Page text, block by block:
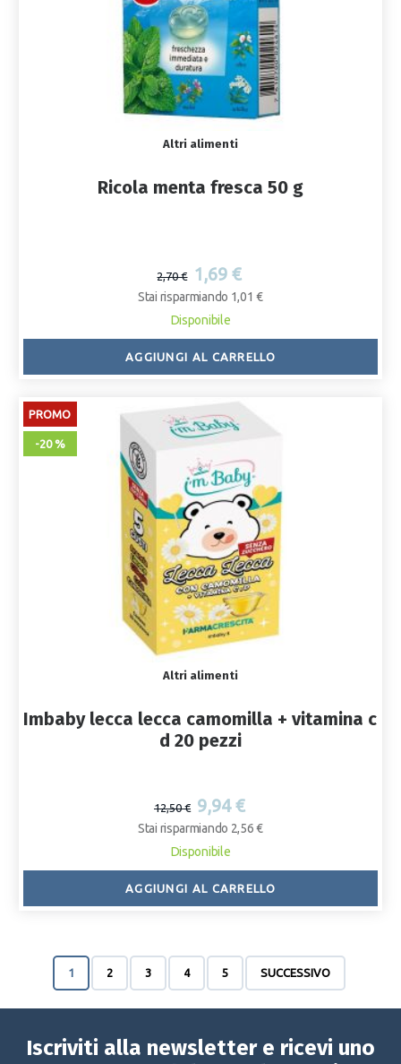
Altri alimenti
Ricola menta fresca 50 g
2,70 € 1,69 €
Stai risparmiando 1,01 €
Disponibile
AGGIUNGI AL CARRELLO
PROMO
-20 %
Altri alimenti
Imbaby lecca lecca camomilla + vitamina c
d 20 pezzi
12,50 € 9,94 €
Stai risparmiando 2,56 €
Disponibile
AGGIUNGI AL CARRELLO
1 2 3 4 5 SUCCESSIVO
Iscriviti alla newsletter e ricevi uno